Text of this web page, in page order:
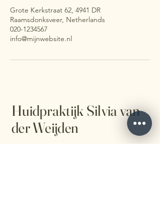
Grote Kerkstraat 62, 4941 DR
Raamsdonksveer, Netherlands
020-1234567
info@mijnwebsite.nl
Huidpraktijk Silvia van
der Weijden